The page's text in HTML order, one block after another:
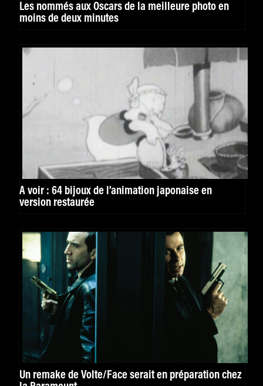
Les nommés aux Oscars de la meilleure photo en
moins de deux minutes
À voir : 64 bijoux de l’animation japonaise en
version restaurée
Un remake de Volte/Face serait en préparation chez